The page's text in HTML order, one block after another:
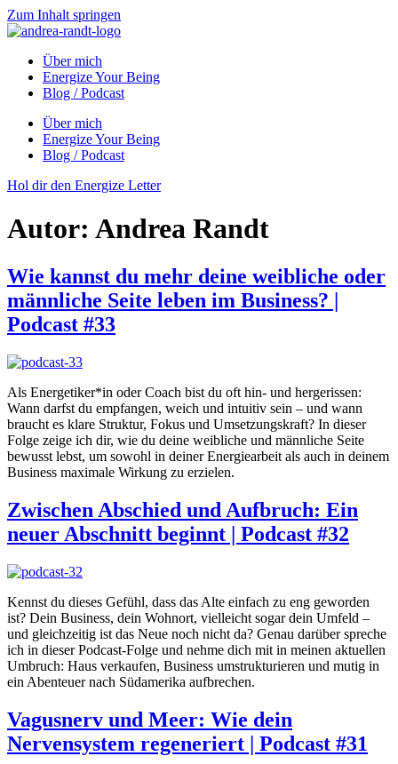
Zum Inhalt springen
Über mich
Energize Your Being
Blog / Podcast
Über mich
Energize Your Being
Blog / Podcast
Hol dir den Energize Letter
Autor: Andrea Randt
Wie kannst du mehr deine weibliche oder
männliche Seite leben im Business? |
Podcast #33
Als Energetiker*in oder Coach bist du oft hin- und hergerissen:
Wann darfst du empfangen, weich und intuitiv sein – und wann
braucht es klare Struktur, Fokus und Umsetzungskraft? In dieser
Folge zeige ich dir, wie du deine weibliche und männliche Seite
bewusst lebst, um sowohl in deiner Energiearbeit als auch in deinem
Business maximale Wirkung zu erzielen.
Zwischen Abschied und Aufbruch: Ein
neuer Abschnitt beginnt | Podcast #32
Kennst du dieses Gefühl, dass das Alte einfach zu eng geworden
ist? Dein Business, dein Wohnort, vielleicht sogar dein Umfeld –
und gleichzeitig ist das Neue noch nicht da? Genau darüber spreche
ich in dieser Podcast-Folge und nehme dich mit in meinen aktuellen
Umbruch: Haus verkaufen, Business umstrukturieren und mutig in
ein Abenteuer nach Südamerika aufbrechen.
Vagusnerv und Meer: Wie dein
Nervensystem regeneriert | Podcast #31